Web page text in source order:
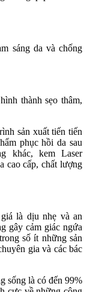
sáng da và chống
thành sẹo thâm,
sản xuất tiến tiến
phục hồi da sau
khác, kem Laser
cao cấp, chất lượng
là dịu nhẹ và an
gây cảm giác ngứa
số ít những sản
gia và các bác
sống là có đến 99%